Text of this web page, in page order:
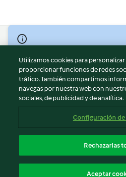
© Copyright 2026
Términos de uso
Política de privacidad
Aviso legal
Información legal
Reportar contenido
Declaración de accesibilidad
Utilizamos cookies para
proporcionar funciones de redes
tráfico. También compartimos
navegas por nuestra web con
sociales, de publicidad y de analítica.
Configuración de
Rechazarlas
Aceptar